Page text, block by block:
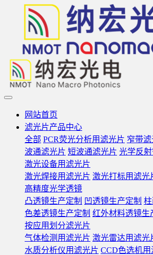
网站首页
滤光片产品中心
全部 PCR荧光分析用滤光片 窄带滤
波通滤光片 短波通滤光片 光学反
激光设备用滤光片
激光焊接用滤光片 激光打标用滤光
高精度光学透镜
凸透镜生产定制 凹透镜生产定制
色差透镜生产定制 红外材料透镜生
按应用划分滤光片
气体检测用滤光片 激光雷达用滤光
水质分析仪用滤光片 CCD色选机用